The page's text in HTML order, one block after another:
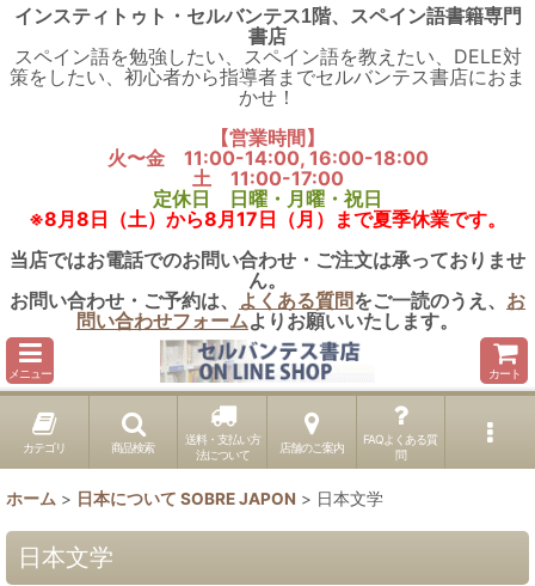
インスティトゥト・セルバンテス1階、スペイン語書籍専門
書店
スペイン語を勉強したい、スペイン語を教えたい、DELE対
策をしたい、初心者から指導者までセルバンテス書店におま
かせ！
【営業時間】
火〜金 11:00-14:00, 16:00-18:00
土 11:00-17:00
定休日 日曜・月曜・祝日
※8月8日（土）から8月17日（月）まで夏季休業です。
当店ではお電話でのお問い合わせ・ご注文は承っておりませ
ん。
お問い合わせ・ご予約は、 よくある質問をご一読のうえ、 お
問い合わせフォームよりお願いいたします。
メニュー カート
カテゴリ 商品検索
送料・支払い方
法について
店舗のご案内
FAQよくある質
問
ホーム > 日本について SOBRE JAPON > 日本文学
日本文学